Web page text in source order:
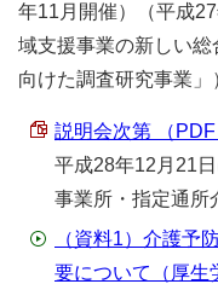
年11月開催）（平成
域支援事業の新しい
向けた調査研究事業」
説明会次第 （PDF
平成28年12月21
事業所・指定通所
（資料1）介護予
要について（厚生